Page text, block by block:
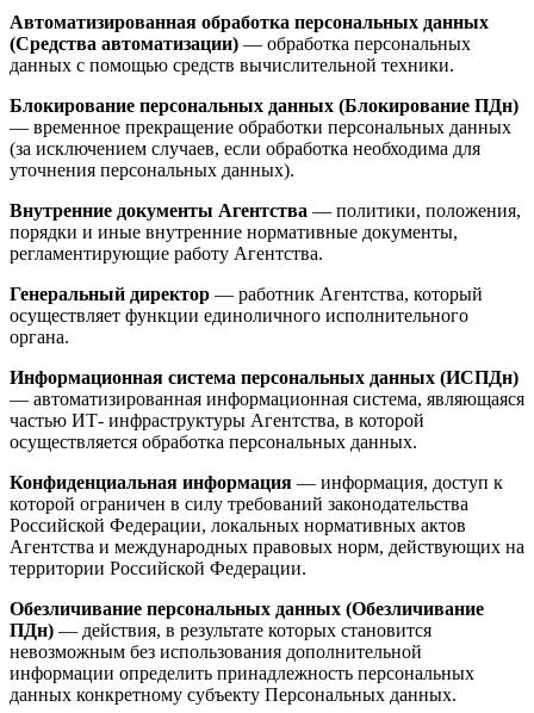
Автоматизированная обработка персональных данных
(Средства автоматизации) — обработка персональных
данных с помощью средств вычислительной техники.
Блокирование персональных данных (Блокирование ПДн)
— временное прекращение обработки персональных данных
(за исключением случаев, если обработка необходима для
уточнения персональных данных).
Внутренние документы Агентства — политики, положения,
порядки и иные внутренние нормативные документы,
регламентирующие работу Агентства.
Генеральный директор — работник Агентства, который
осуществляет функции единоличного исполнительного
органа.
Информационная система персональных данных (ИСПДн)
— автоматизированная информационная система, являющаяся
частью ИТ- инфраструктуры Агентства, в которой
осуществляется обработка персональных данных.
Конфиденциальная информация — информация, доступ к
которой ограничен в силу требований законодательства
Российской Федерации, локальных нормативных актов
Агентства и международных правовых норм, действующих на
территории Российской Федерации.
Обезличивание персональных данных (Обезличивание
ПДн) — действия, в результате которых становится
невозможным без использования дополнительной
информации определить принадлежность персональных
данных конкретному субъекту Персональных данных.